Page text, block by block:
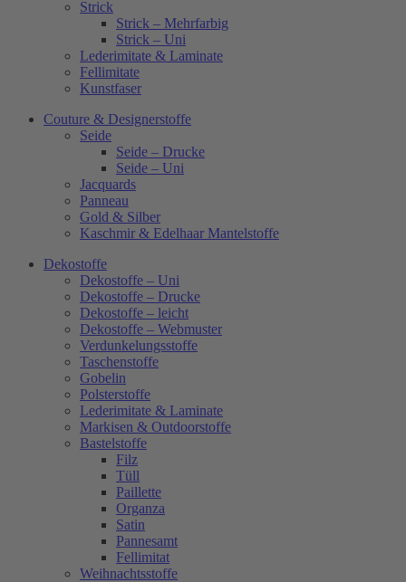
Strick
Strick – Mehrfarbig
Strick – Uni
Lederimitate & Laminate
Fellimitate
Kunstfaser
Couture & Designerstoffe
Seide
Seide – Drucke
Seide – Uni
Jacquards
Panneau
Gold & Silber
Kaschmir & Edelhaar Mantelstoffe
Dekostoffe
Dekostoffe – Uni
Dekostoffe – Drucke
Dekostoffe – leicht
Dekostoffe – Webmuster
Verdunkelungsstoffe
Taschenstoffe
Gobelin
Polsterstoffe
Lederimitate & Laminate
Markisen & Outdoorstoffe
Bastelstoffe
Filz
Tüll
Paillette
Organza
Satin
Pannesamt
Fellimitat
Weihnachtsstoffe